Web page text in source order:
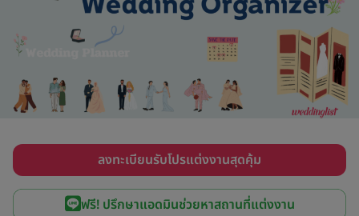
ลงทะเบียนรับโปรแต่งงานสุดคุ้ม
ฟรี! ปรึกษาแอดมินช่วยหาสถานที่แต่งงาน